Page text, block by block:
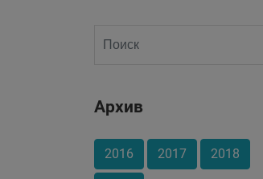
Архив
2016 2017 2018